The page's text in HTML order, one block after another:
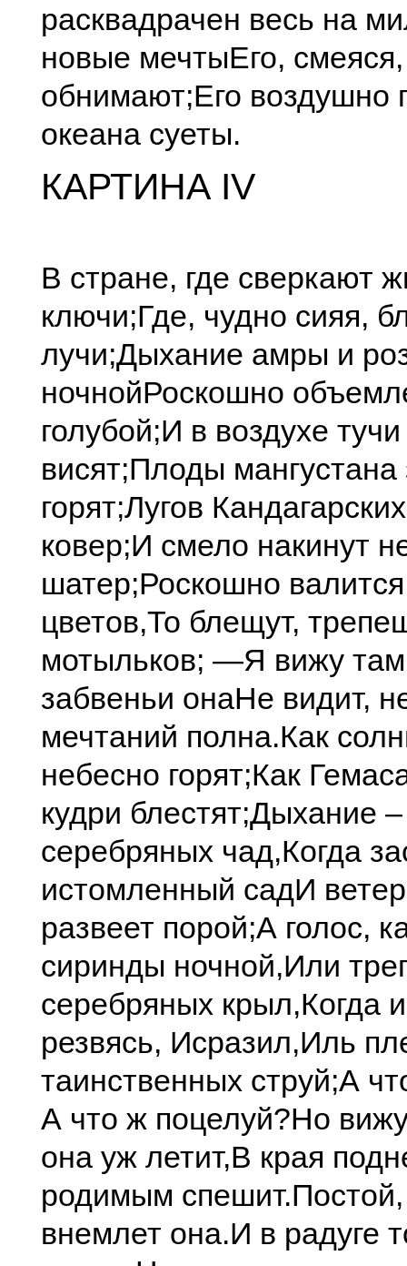
расквадрачен весь на
новые мечтыЕго, смеяся,
обнимают;Его воздушно
океана суеты.
КАРТИНА IV
В стране, где сверкают
ключи;Где, чудно сияя,
лучи;Дыхание амры и
ночнойРоскошно
голубой;И в воздухе
висят;Плоды мангустана
горят;Лугов
ковер;И смело накинут
шатер;Роскошно
цветов,То блещут,
мотыльков; —Я вижу
забвеньи онаНе видит,
мечтаний полна.Как
небесно горят;Как
кудри блестят;Дыхание
серебряных чад,Когда
истомленный садИ
развеет порой;А голос,
сиринды ночной,Или
серебряных крыл,Когда
резвясь, Исразил,Иль
таинственных струй;А
А что ж поцелуй?Но
она уж летит,В края
родимым спешит.
внемлет она.И в радуге